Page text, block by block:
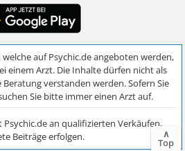
∧
Top